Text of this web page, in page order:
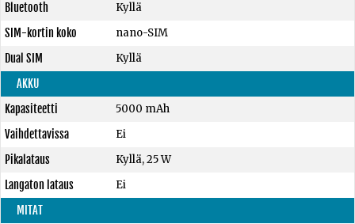
Bluetooth
Kyllä
SIM-kortin koko
nano-SIM
Dual SIM
Kyllä
AKKU
Kapasiteetti
5000 mAh
Vaihdettavissa
Ei
Pikalataus
Kyllä, 25 W
Langaton lataus
Ei
MITAT